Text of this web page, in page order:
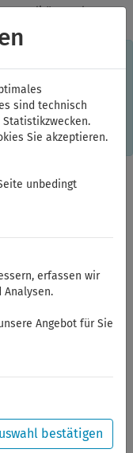
20 Qualitätsmarken ✓
Euro Bruttowarenwert
die Session-
Ihrem Rechner
des
nicht
werden ab dem
sind technisch
Sie akzeptieren.
unbedingt
erfassen wir
Angebot für Sie
bestätigen